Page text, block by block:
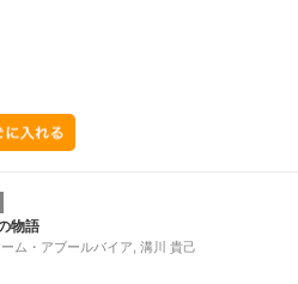
物語
ム・アブールバイア, 溝川 貴己